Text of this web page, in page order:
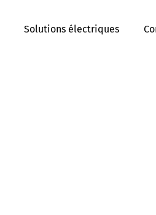
Solutions électriques